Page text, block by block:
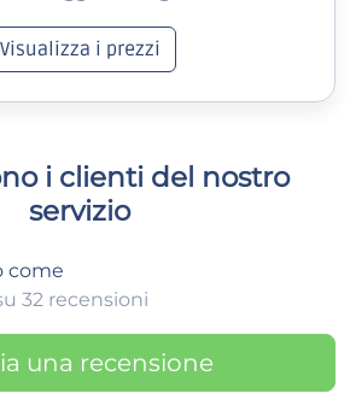
Visualizza i prezzi
i clienti del nostro
servizio
come
32 recensioni
una recensione